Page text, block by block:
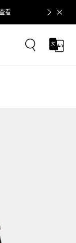
看 立即追蹤